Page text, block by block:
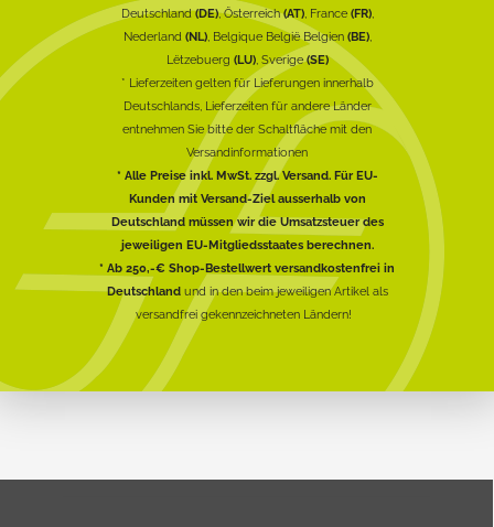
Deutschland(DE), Österreich(AT), France (FR),
Nederland (NL), Belgique België Belgien (BE),
Lëtzebuerg (LU), Sverige(SE)
* Lieferzeiten gelten für Lieferungen innerhalb
Deutschlands, Lieferzeiten für andere Länder
entnehmen Sie bitte der Schaltfläche mit den
Versandinformationen
* Alle Preise inkl. MwSt. zzgl. Versand. Für EU-
Kunden mit Versand-Ziel ausserhalb von
Deutschland müssen wir die Umsatzsteuer des
jeweiligen EU-Mitgliedsstaates berechnen.
* Ab 250,-€ Shop-Bestellwert versandkostenfrei in
Deutschlandund in den beim jeweiligen Artikel als
versandfrei gekennzeichneten Ländern!